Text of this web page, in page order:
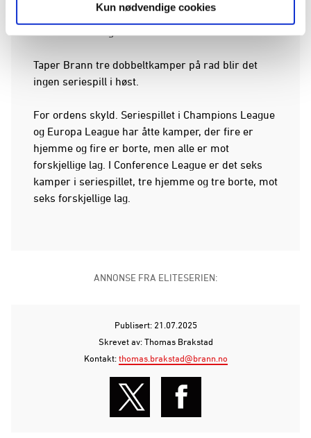
Kun nødvendige cookies
årene. Vinner man den blir det seriespill i
Taper Brann tre dobbeltkamper på rad blir det
ingen seriespill i høst.
For ordens skyld. Seriespillet i Champions League
og Europa League har åtte kamper, der fire er
hjemme og fire er borte, men alle er mot
forskjellige lag. I Conference League er det seks
kamper i seriespillet, tre hjemme og tre borte, mot
seks forskjellige lag.
ANNONSE FRA ELITESERIEN:
Publisert: 21.07.2025
Skrevet av: Thomas Brakstad
Kontakt:thomas.brakstad@brann.no